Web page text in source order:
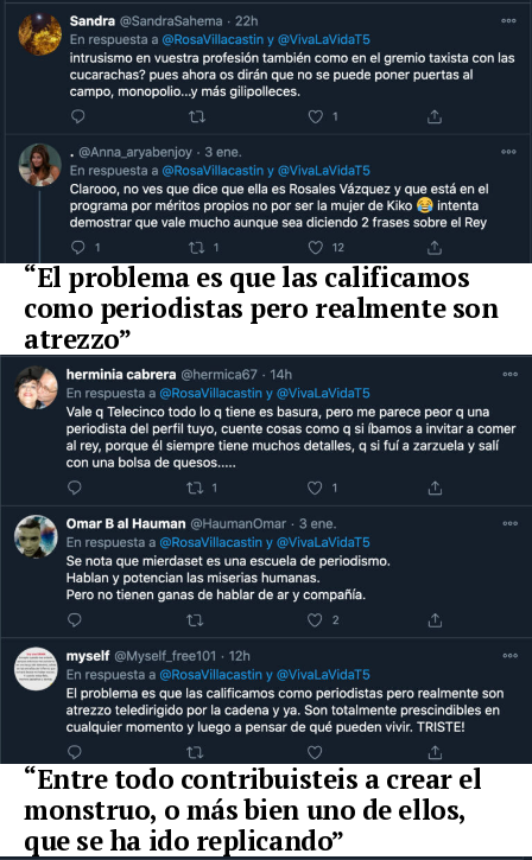
“El problema es que las calificamos
como periodistas pero realmente son
atrezzo”
“Entre todo contribuisteis a crear el
monstruo, o más bien uno de ellos,
que se ha ido replicando”